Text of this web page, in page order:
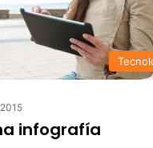
infografía